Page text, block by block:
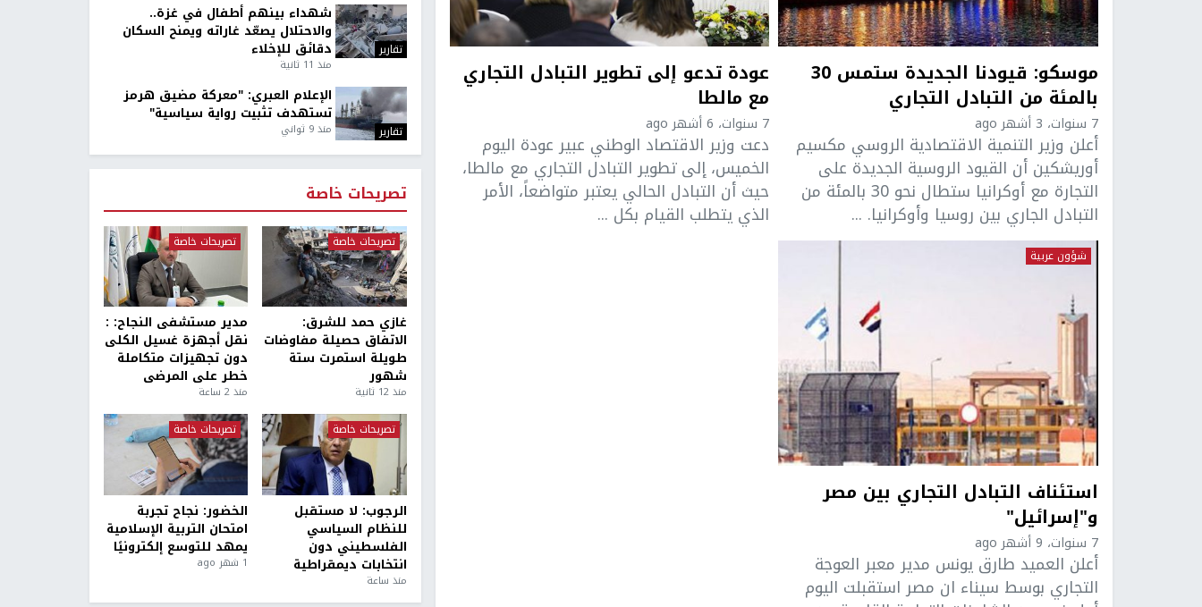
موسكو: قيودنا الجديدة ستمس 30
بالمئة من التبادل التجاري
7 سنوات، 3 أشهر ago
أعلن وزير التنمية الاقتصادية الروسي مكسيم
أوريشكين أن القيود الروسية الجديدة على
التجارة مع أوكرانيا ستطال نحو 30 بالمئة من
التبادل الجاري بين روسيا وأوكرانيا. ...
عودة تدعو إلى تطوير التبادل التجاري
مع مالطا
7 سنوات، 6 أشهر ago
دعت وزير الاقتصاد الوطني عبير عودة اليوم
الخميس، إلى تطوير التبادل التجاري مع مالطا،
حيث أن التبادل الحالي يعتبر متواضعاً، الأمر
الذي يتطلب القيام بكل ...
شؤون عربية
استئناف التبادل التجاري بين مصر
و"إسرائيل"
7 سنوات، 9 أشهر ago
أعلن العميد طارق يونس مدير معبر العوجة
التجاري بوسط سيناء ان مصر استقبلت اليوم
تقارير
شهداء بينهم أطفال في غزة..
والاحتلال يصعّد غاراته ويمنح السكان
دقائق للإخلاء
منذ 11 ثانية
تقارير
الإعلام العبري: "معركة مضيق هرمز
تستهدف تثبيت رواية سياسية"
منذ 9 ثواني
تصريحات خاصة
تصريحات خاصة
غازي حمد للشرق:
الاتفاق حصيلة مفاوضات
طويلة استمرت ستة
شهور
منذ 12 ثانية
تصريحات خاصة
مدير مستشفى النجاح: :
نقل أجهزة غسيل الكلى
دون تجهيزات متكاملة
خطر على المرضى
منذ 2 ساعة
تصريحات خاصة
الرجوب: لا مستقبل
للنظام السياسي
الفلسطيني دون
انتخابات ديمقراطية
منذ ساعة
تصريحات خاصة
الخضور: نجاح تجربة
امتحان التربية الإسلامية
يمهد للتوسع إلكترونيًا
1 شهر ago